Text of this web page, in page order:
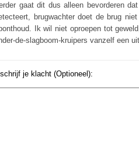
gaat dit dus alleen bevorderen
brugwachter doet de brug
Ik wil niet oproepen tot
de-slagboom-kruipers vanzelf een
je klacht (Optioneel):